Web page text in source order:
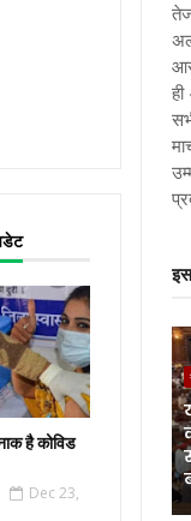
है कोविड
Dec 23,